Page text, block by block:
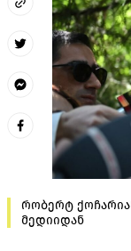
რობერტ
მედიიდან